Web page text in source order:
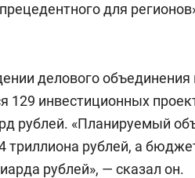
для
делового объединения
129 инвестиционных
рублей. «Планируемый
триллиона рублей, а
рублей», — сказал он.